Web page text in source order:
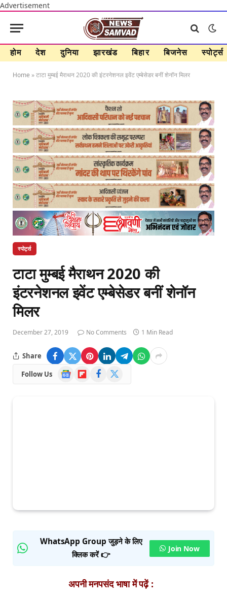
Advertisement
होम देश दुनिया झारखंड बिहार बिजनेस स्पोर्ट्स
Home »टाटा मुम्बई मैराथन 2020 की इंटरनेशनल इवेंट एम्बेसेडर बनीं शेनॉन मिलर
स्पोर्ट्स
टाटा मुम्बई मैराथन 2020 की
इंटरनेशनल इवेंट एम्बेसेडर बनीं शेनॉन
मिलर
December 27, 2019 No Comments 1 Min Read
Share
Follow Us
Google
News
FlipboardFacebook
WhatsApp Group जुड़ने के लिए
क्लिक करें 👉
Join Now
अपनी मनपसंद भाषा में पढ़ें :